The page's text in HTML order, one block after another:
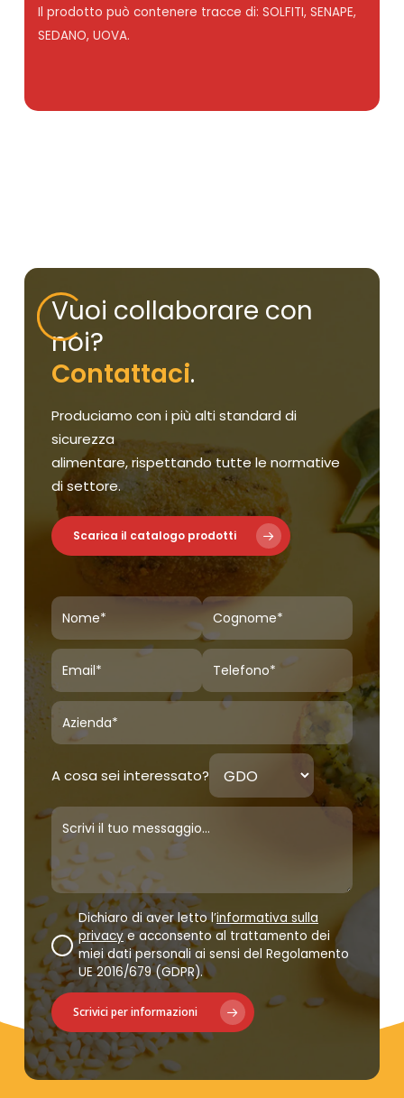
Il prodotto può contenere tracce di: SOLFITI, SENAPE,
SEDANO, UOVA.
Vuoi collaborare con
noi?
Contattaci.
Produciamo con i più alti standard di
sicurezza
alimentare, rispettando tutte le normative
di settore.
Scarica il catalogo prodotti
A cosa sei interessato?
Dichiaro di aver letto l’informativa sulla
privacye acconsento al trattamento dei
miei dati personali ai sensi del Regolamento
UE 2016/679 (GDPR).
Scrivici per informazioni